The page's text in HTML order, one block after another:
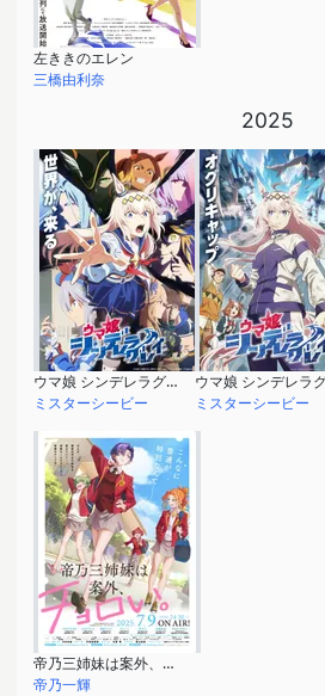
左ききのエレン
三橋由利奈
2025
ウマ娘 シンデレラグレイ 第2クール
ミスターシービー
ミスターシービー
帝乃三姉妹は案外、チョロい。
帝乃一輝